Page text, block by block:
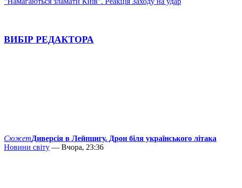
ВИБІР РЕДАКТОРА
СюжетДиверсія в Лейпцигу. Дрон біля українського літака
Новини світу — Вчора, 23:36